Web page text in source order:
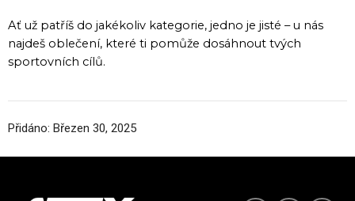
Ať už patříš do jakékoliv kategorie, jedno je jisté – u nás
najdeš oblečení, které ti pomůže dosáhnout tvých
sportovních cílů.
Přidáno: Březen 30, 2025